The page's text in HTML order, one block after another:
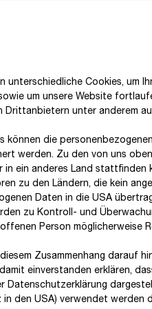
Risikoanalysen
indem derselbe
beteiligt ist. Für die
doppelte
erfolgten weder
Doppelte
Im Rahmen der
Auswirkungen, Risiken
Zusammenhang mit
stehen. Die
Physische und
unterschiedliche Cookies, um
um unsere Website
Drittanbietern unter anderem
können die
werden. Zu den von uns
in ein anderes Land stattfinden
zu den Ländern, die kein
Daten in die USA
zu Kontroll- und
Person möglicherweise
Zusammenhang darauf
ein­ver­standen erklären,
Datenschutzerklärung
in den USA) verwendet werden